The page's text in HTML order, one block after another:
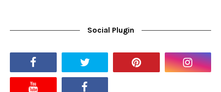
Social Plugin